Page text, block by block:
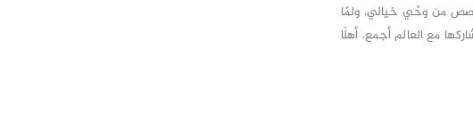
من وحْي خيالي. ولمّا
مع العالم أجمع. أهلًا